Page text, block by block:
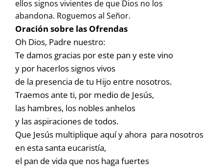
ellos signos vivientes de que Dios no los
abandona. Roguemos al Señor.
Oración sobre las Ofrendas
Oh Dios, Padre nuestro:
Te damos gracias por este pan y este vino
y por hacerlos signos vivos
de la presencia de tu Hijo entre nosotros.
Traemos ante ti, por medio de Jesús,
las hambres, los nobles anhelos
y las aspiraciones de todos.
Que Jesús multiplique aquí y ahora para nosotros
en esta santa eucaristía,
el pan de vida que nos haga fuertes